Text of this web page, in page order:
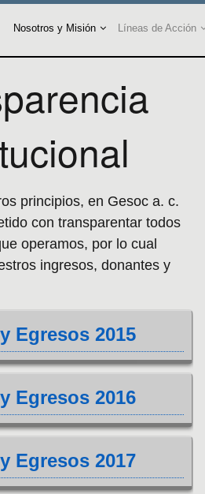
Nosotros y Misión Líneas de Acción
principios, en Gesoc a. c.
con transparentar todos
operamos, por lo cual
ingresos, donantes y
Egresos 2015
Egresos 2016
Egresos 2017